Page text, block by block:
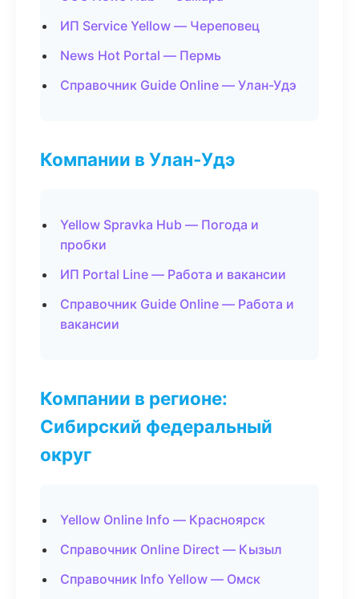
ИП Service Yellow — Череповец
News Hot Portal — Пермь
Справочник Guide Online — Улан-Удэ
Компании в Улан-Удэ
Yellow Spravka Hub — Погода и
пробки
ИП Portal Line — Работа и вакансии
Справочник Guide Online — Работа и
вакансии
Компании в регионе:
Сибирский федеральный
округ
Yellow Online Info — Красноярск
Справочник Online Direct — Кызыл
Справочник Info Yellow — Омск